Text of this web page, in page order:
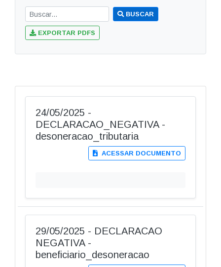
BUSCAR
EXPORTAR PDFS
24/05/2025 -
DECLARACAO_NEGATIVA -
desoneracao_tributaria
ACESSAR DOCUMENTO
29/05/2025 - DECLARACAO
NEGATIVA -
beneficiario_desoneracao